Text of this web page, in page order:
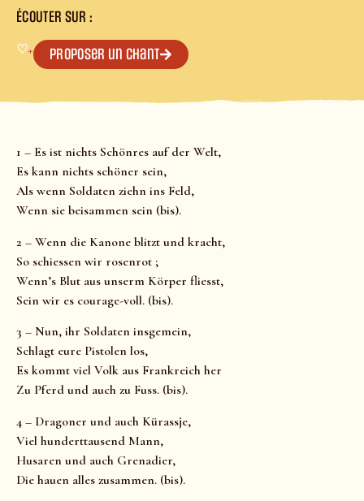
ÉCOUTER SUR :
♡+ Proposer un chant
1 – Es ist nichts Schönres auf der Welt,
Es kann nichts schöner sein,
Als wenn Soldaten ziehn ins Feld,
Wenn sie beisammen sein (bis).
2 – Wenn die Kanone blitzt und kracht,
So schiessen wir rosenrot ;
Wenn’s Blut aus unserm Körper fliesst,
Sein wir es courage-voll. (bis).
3 – Nun, ihr Soldaten insgemein,
Schlagt eure Pistolen los,
Es kommt viel Volk aus Frankreich her
Zu Pferd und auch zu Fuss. (bis).
4 – Dragoner und auch Kürassje,
Viel hunderttausend Mann,
Husaren und auch Grenadier,
Die hauen alles zusammen. (bis).